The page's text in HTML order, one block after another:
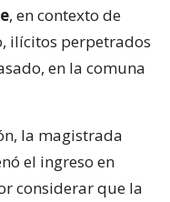
, en contexto de
ilícitos perpetrados
en la comuna
la magistrada
el ingreso en
considerar que la